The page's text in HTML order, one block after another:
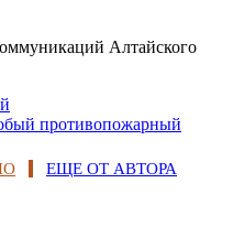
Алтайского
противопожарный
ЕЩЕ ОТ АВТОРА